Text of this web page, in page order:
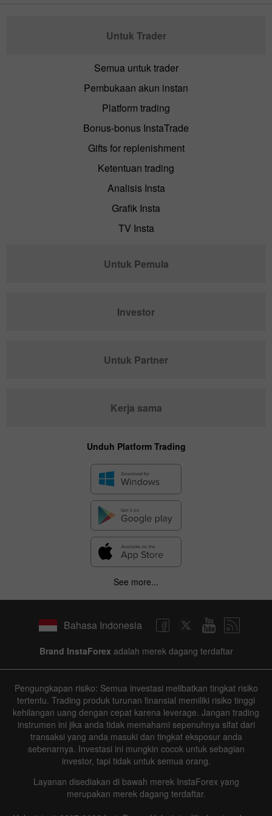
Untuk Trader
Semua untuk trader
Pembukaan akun instan
Platform trading
Bonus-bonus InstaTrade
Gifts for replenishment
Ketentuan trading
Analisis Insta
Grafik Insta
TV Insta
Untuk Pemula
Investor
Untuk Partner
Kerja sama
Unduh Platform Trading
See more...
Bahasa Indonesia
Brand InstaForex adalah merek dagang terdaftar
Pengungkapan risiko: Semua investasi melibatkan tingkat risiko
tertentu. Trading produk turunan finansial memiliki risiko tinggi
kehilangan uang dengan cepat karena leverage. Jangan trading
instrumen ini jika anda tidak memahami sepenuhnya sifat dari
transaksi yang anda masuki dan tingkat eksposur anda
sebenarnya. Investasi ini mungkin cocok untuk sebagian
investor, tapi tidak untuk semua orang.
Layanan disediakan di bawah merek InstaForex yang
merupakan merek dagang terdaftar.